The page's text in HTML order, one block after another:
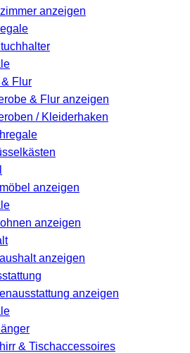
anzeigen
Flur
& Flur anzeigen
/ Kleiderhaken
anzeigen
anzeigen
anzeigen
anzeigen
& Tischaccessoires